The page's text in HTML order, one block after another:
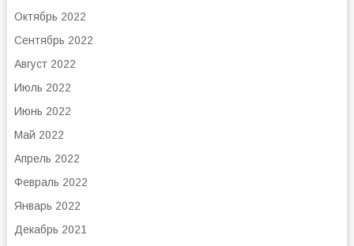
Октябрь 2022
Сентябрь 2022
Август 2022
Июль 2022
Июнь 2022
Май 2022
Апрель 2022
Февраль 2022
Январь 2022
Декабрь 2021